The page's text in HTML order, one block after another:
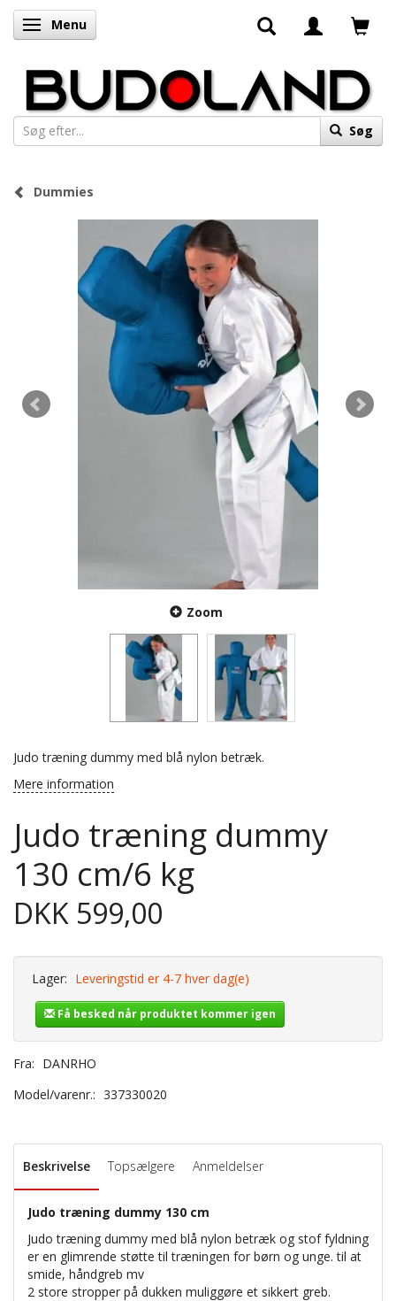
Skifte navigation
Menu
Søg
Dummies
Zoom
Judo træning dummy med blå nylon betræk.
Mere information
Judo træning dummy
130 cm/6 kg
DKK 599,00
Lager: Leveringstid er 4-7 hver dag(e)
Få besked når produktet kommer igen
Fra: DANRHO
Model/varenr.: 337330020
Beskrivelse Topsælgere Anmeldelser
Judo træning dummy 130 cm
Judo træning dummy med blå nylon betræk og stof fyldning
er en glimrende støtte til træningen for børn og unge. til at
smide, håndgreb mv
2 store stropper på dukken muliggøre et sikkert greb.